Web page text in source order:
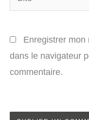
Enregistrer
dans le navigateur
commentaire.